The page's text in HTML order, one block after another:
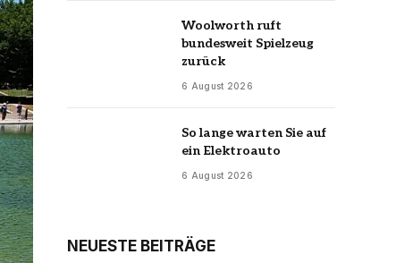
Woolworth ruft
bundesweit Spielzeug
zurück
6 August 2026
So lange warten Sie auf
ein Elektroauto
6 August 2026
NEUESTE BEITRÄGE